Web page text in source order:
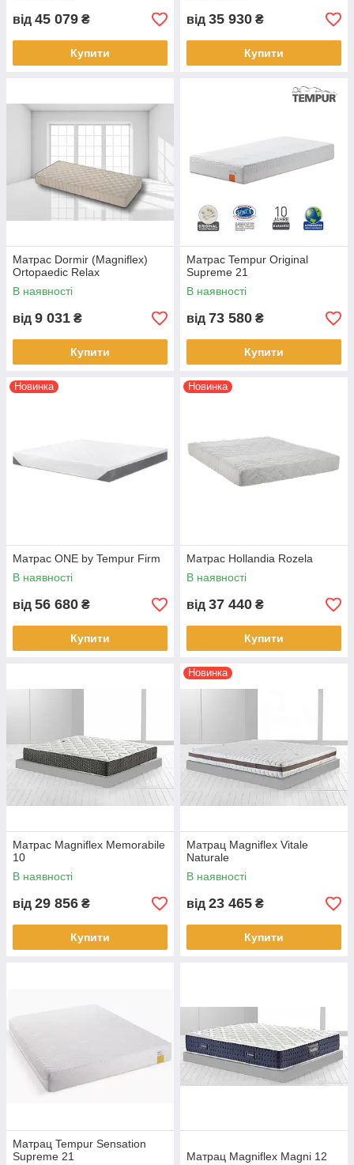
від 45 079 ₴
Купити
від 35 930 ₴
Купити
Матрас Dormir (Magniflex)
Ortopaedic Relax
В наявності
від 9 031 ₴
Купити
Матрас Tempur Original
Supreme 21
В наявності
від 73 580 ₴
Купити
Новинка
Матрас ONE by Tempur Firm
В наявності
від 56 680 ₴
Купити
Новинка
Матрас Hollandia Rozela
В наявності
від 37 440 ₴
Купити
Матрас Magniflex Memorabile
10
В наявності
від 29 856 ₴
Купити
Новинка
Матрац Magniflex Vitale
Naturale
В наявності
від 23 465 ₴
Купити
Матрац Tempur Sensation
Supreme 21
Матрац Magniflex Magni 12